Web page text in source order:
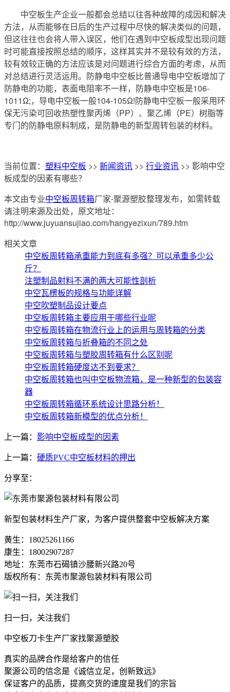
中空板生产企业一般都会总结以往各种故障的成因和解决
方法，从而能够在日后的生产过程中尽快的解决类似的问题，
但这往往也会将人带入误区，他们在遇到中空板成型出现问题
时可能直接按照总结的顺序，这样其实并不是较有效的方法，
较有效较正确的方法应该是对问题进行综合方面的考虑，从而
对总结进行灵活运用。防静电中空板比普通导电中空板增加了
防静电的功能，表面电阻率不一样，防静电中空板是106-
1011Ω;，导电中空板一般104-105Ω!防静电中空板一般采用环
保无污染可回收热塑性聚丙烯（PP）、聚乙烯（PE）树脂等
专门的防静电原料制成，是防静电的新型周转包装的材料。
当前位置： 塑料中空板 >> 新闻资讯 >> 行业资讯 >> 影响中空
板成型的因素有哪些？
本文由专业中空板周转箱厂家-聚源塑胶整理发布，如需转载
请注明来源及出处，原文地址：
http://www.juyuansujiao.com/hangyezixun/789.htm
相关文章
中空板周转箱承重能力到底有多强？可以承重多少公
斤？
注塑制品射料不满的两大可能性剖析
中空瓦楞板的规格与功能详解
中空吹塑制品设计要点
中空板周转箱主要应用于哪些行业呢
中空板周转箱在物流行业上的运用与周转箱的分类
中空板周转箱与折叠箱的不同之处
中空板周转箱与塑胶周转箱有什么区别呢
中空板周转箱硬度达不到要求？
中空板周转箱也叫中空板物流箱，是一种新型的包装容
器
中空板周转箱循环系统设计思路分析！
中空板周转箱新模型的优点分析！
上一篇： 影响中空板成型的因素
上一篇： 硬质PVC中空板材料的押出
分享至：
新型包装材料生产厂家，为客户提供整套中空板解决方案
黄生：18025261166
康生：18002907287
地址：东莞市石碣镇沙腰新兴路20号
版权所有：东莞市聚源包装材料有限公司
扫一扫，关注我们
中空板刀卡生产厂家找聚源塑胶
真实的品牌合作是给客户的信任
聚源公司的信念是《诚信立足，创新致远》
保证客户的品质，提高交货的速度是我们的宗旨